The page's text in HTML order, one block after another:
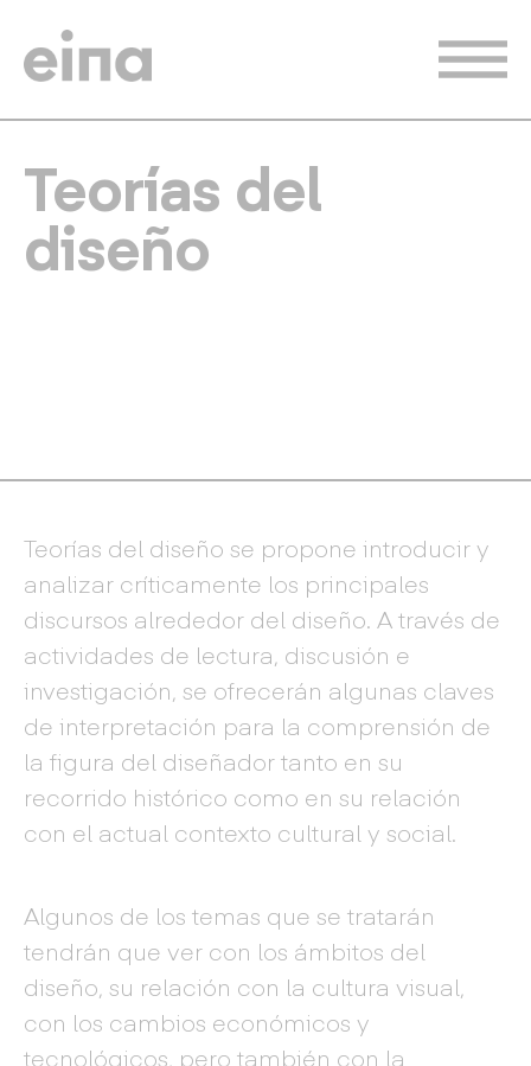
principal
Teorías del
diseño
Teorías del diseño se propone introducir y
analizar críticamente los principales
discursos alrededor del diseño. A través de
actividades de lectura, discusión e
investigación, se ofrecerán algunas claves
de interpretación para la comprensión de
la figura del diseñador tanto en su
recorrido histórico como en su relación
con el actual contexto cultural y social.
Algunos de los temas que se tratarán
tendrán que ver con los ámbitos del
diseño, su relación con la cultura visual,
con los cambios económicos y
tecnológicos, pero también con la